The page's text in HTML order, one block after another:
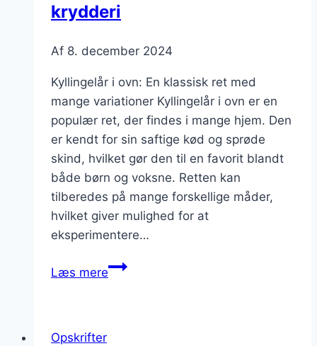
krydderi
Af 8. december 2024
Kyllingelår i ovn: En klassisk ret med
mange variationer Kyllingelår i ovn er en
populær ret, der findes i mange hjem. Den
er kendt for sin saftige kød og sprøde
skind, hvilket gør den til en favorit blandt
både børn og voksne. Retten kan
tilberedes på mange forskellige måder,
hvilket giver mulighed for at
eksperimentere…
Læs mereKyllingelår
Opskrifter